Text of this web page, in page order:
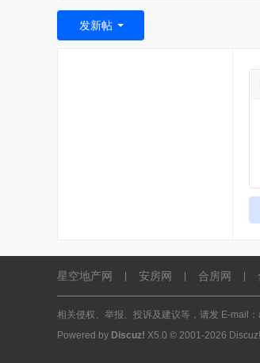
发新帖
星空地产网 安房网 合房网
相关侵权、举报、投诉及建议等，请发 E-mail
Powered by Discuz! X5.0 © 2001-2026